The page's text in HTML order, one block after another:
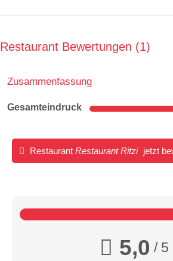
Restaurant Bewertungen 1
Zusammenfassung
Gesamteindruck
Restaurant Restaurant Ritzi jetzt
5,0 / 5